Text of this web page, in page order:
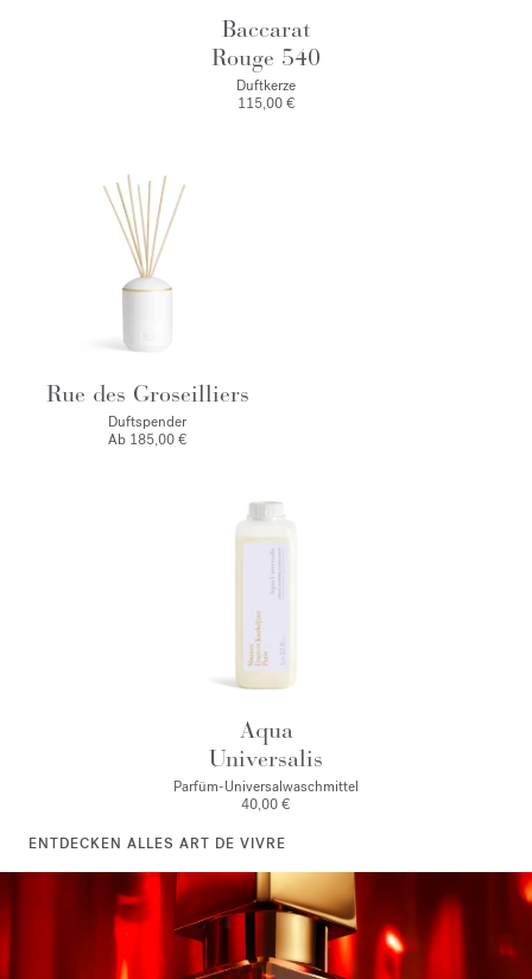
Baccarat
Rouge 540
Duftkerze
115,00 €
Rue des Groseilliers
Duftspender
Ab 185,00 €
Aqua
Universalis
Parfüm-Universalwaschmittel
40,00 €
ENTDECKEN ALLES ART DE VIVRE